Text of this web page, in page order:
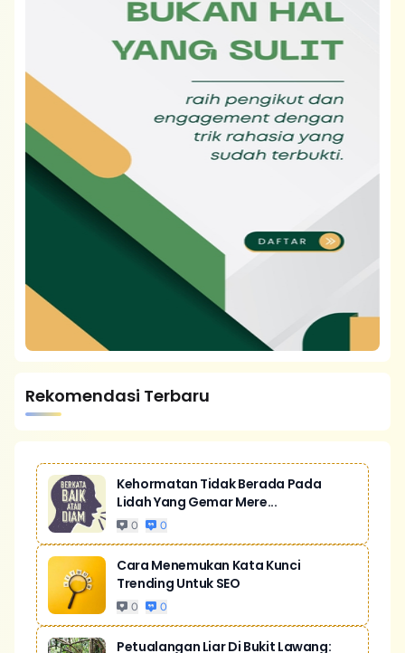
Rekomendasi Terbaru
Kehormatan Tidak Berada Pada
Lidah Yang Gemar Mere...
0 0
Cara Menemukan Kata Kunci
Trending Untuk SEO
0 0
Petualangan Liar Di Bukit Lawang: